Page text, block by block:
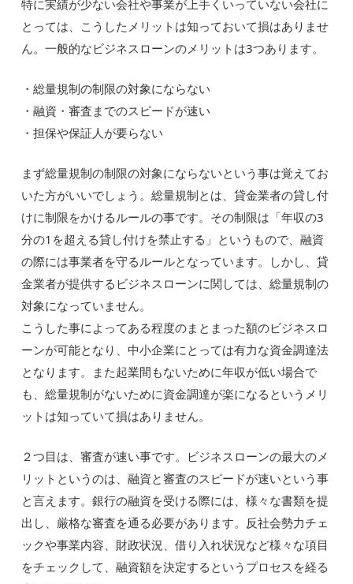
特に実績が少ない会社や事業が上手くいっていない会社に
とっては、こうしたメリットは知っておいて損はありませ
ん。一般的なビジネスローンのメリットは3つあります。
・総量規制の制限の対象にならない
・融資・審査までのスピードが速い
・担保や保証人が要らない
まず総量規制の制限の対象にならないという事は覚えてお
いた方がいいでしょう。総量規制とは、貸金業者の貸し付
けに制限をかけるルールの事です。その制限は「年収の3
分の1を超える貸し付けを禁止する」というもので、融資
の際には事業者を守るルールとなっています。しかし、貸
金業者が提供するビジネスローンに関しては、総量規制の
対象になっていません。
こうした事によってある程度のまとまった額のビジネスロ
ーンが可能となり、中小企業にとっては有力な資金調達法
となります。また起業間もないために年収が低い場合で
も、総量規制がないために資金調達が楽になるというメリ
ットは知っていて損はありません。
２つ目は、審査が速い事です。ビジネスローンの最大のメ
リットというのは、融資と審査のスピードが速いという事
と言えます。銀行の融資を受ける際には、様々な書類を提
出し、厳格な審査を通る必要があります。反社会勢力チェ
ックや事業内容、財政状況、借り入れ状況など様々な項目
をチェックして、融資額を決定するというプロセスを経る